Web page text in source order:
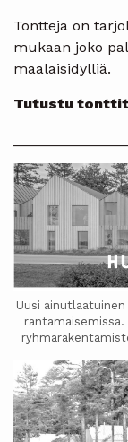
Tontteja on
mukaan joko
maalaisidylliä.
Tutustu
Uusi